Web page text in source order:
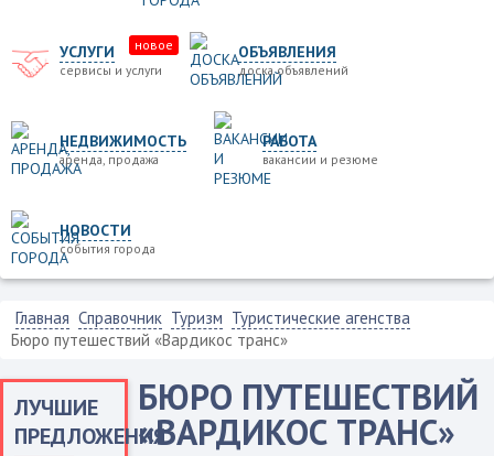
УСЛУГИ
сервисы и услуги
новое ОБЪЯВЛЕНИЯ
доска объявлений
НЕДВИЖИМОСТЬ
аренда, продажа
РАБОТА
вакансии и резюме
НОВОСТИ
события города
Главная Справочник Туризм Туристические агенства
Бюро путешествий «Вардикос транс»
ЛУЧШИЕ
ПРЕДЛОЖЕНИЯ
БЮРО ПУТЕШЕСТВИЙ
«ВАРДИКОС ТРАНС»